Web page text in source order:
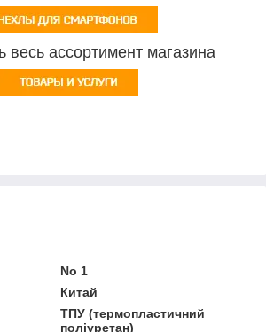
весь ассортимент магазина
No 1
Китай
ТПУ (термопластичний
поліуретан)